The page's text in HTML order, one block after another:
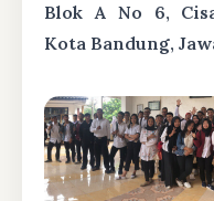
Blok A No 6,
Kota Bandung,